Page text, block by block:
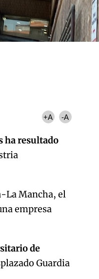
+A -A
ha resultado
La Mancha, el
empresa
de
Guardia